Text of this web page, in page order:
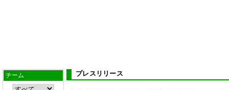
チーム プレスリリース